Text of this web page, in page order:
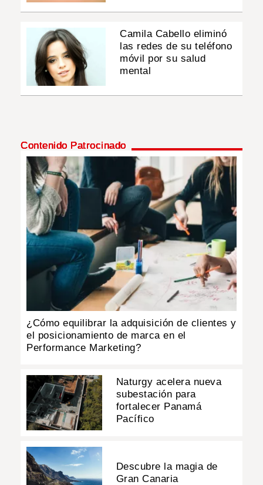
Camila Cabello eliminó
las redes de su teléfono
móvil por su salud
mental
Contenido Patrocinado
¿Cómo equilibrar la adquisición de clientes y
el posicionamiento de marca en el
Performance Marketing?
Naturgy acelera nueva
subestación para
fortalecer Panamá
Pacífico
Descubre la magia de
Gran Canaria